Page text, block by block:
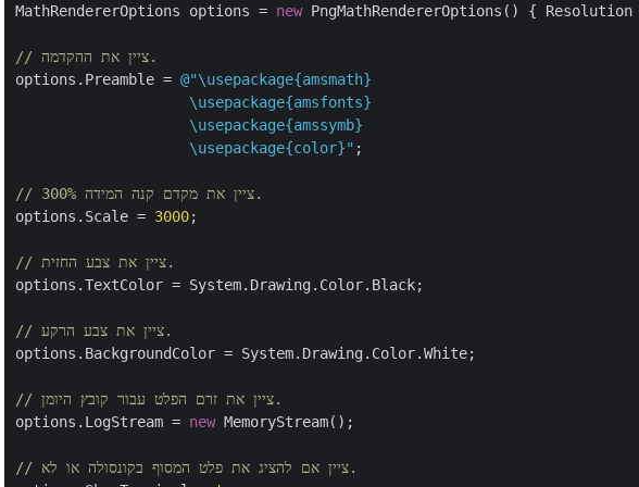
MathRendererOptions options = new PngMathRendererOptions() { Resolution
// ציין את ההקדמה.
options.Preamble = @"\usepackage{amsmath}
                    \usepackage{amsfonts}
                    \usepackage{amssymb}
                    \usepackage{color}"
;
// ציין את מקדם קנה המידה 300%.
options.Scale = 3000;
// ציין את צבע החזית.
options.TextColor = System.Drawing.Color.Black;
// ציין את צבע הרקע.
options.BackgroundColor = System.Drawing.Color.White;
// ציין את זרם הפלט עבור קובץ היומן.
options.LogStream = new MemoryStream();
// ציין אם להציג את פלט המסוף בקונסולה או לא.